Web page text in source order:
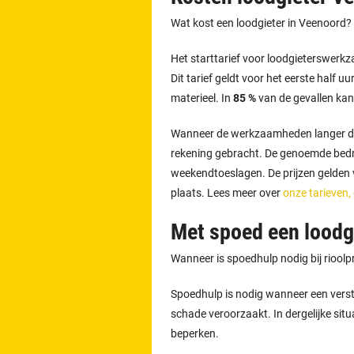
Wat kost een loodgieter in Veenoord?
Het starttarief voor
Dit tarief geldt voor het eerste half
materieel. In 85 %van de gevallen
Wanneer de werkzaamheden langer
rekening gebracht. De genoemde
weekendtoeslagen. De prijzen
plaats. Lees meer overonze tarieven,
Met spoed een
Wanneer is spoedhulp nodig bij
Spoedhulp is nodig wanneer een
schade veroorzaakt. In dergelijke
beperken.